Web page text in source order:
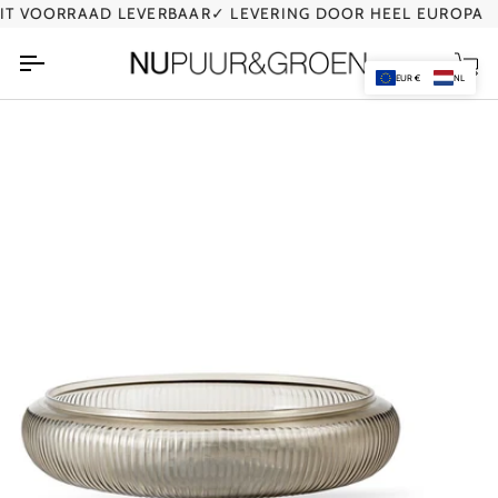
Ga
inhoud
LEVERBAAR✓ LEVERING DOOR HEEL EUROPA
EUR € NL